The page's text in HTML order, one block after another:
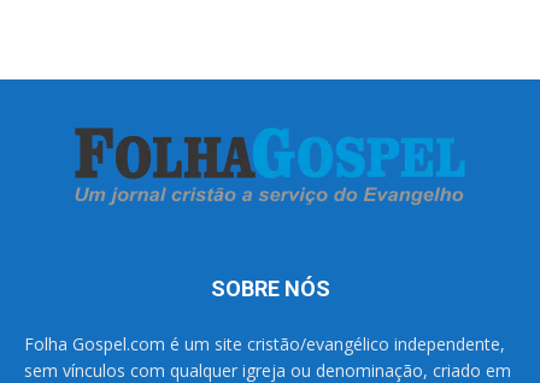
SOBRE NÓS
Folha Gospel.com é um site cristão/evangélico independente,
sem vínculos com qualquer igreja ou denominação, criado em